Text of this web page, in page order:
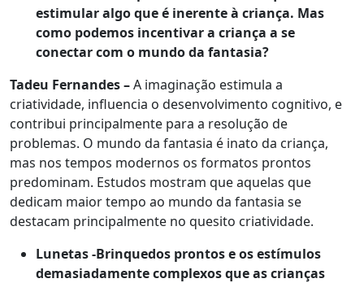
estimular algo que é inerente à criança. Mas
como podemos incentivar a criança a se
conectar com o mundo da fantasia?
Tadeu Fernandes –A imaginação estimula a
criatividade, influencia o desenvolvimento cognitivo, e
contribui principalmente para a resolução de
problemas. O mundo da fantasia é inato da criança,
mas nos tempos modernos os formatos prontos
predominam. Estudos mostram que aquelas que
dedicam maior tempo ao mundo da fantasia se
destacam principalmente no quesito criatividade.
Lunetas -Brinquedos prontos e os estímulos
demasiadamente complexos que as crianças